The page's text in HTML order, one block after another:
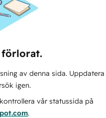
av denna sida. Uppdatera
igen.
vår statussida på
.